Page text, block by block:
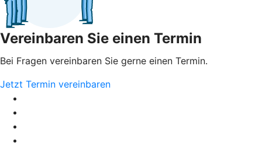
Vereinbaren Sie einen Termin
Bei Fragen vereinbaren Sie gerne einen Termin.
Jetzt Termin vereinbaren